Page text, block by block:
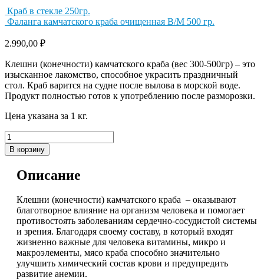
Краб в стекле 250гр.
Фаланга камчатского краба очищенная В/М 500 гр.
2.990,00 ₽
Клешни (конечности) камчатского краба (вес 300-500гр) – это
изысканное лакомство, способное украсить праздничный
стол. Краб варится на судне после вылова в морской воде.
Продукт полностью готов к употреблению после разморозки.
Цена указана за 1 кг.
В корзину
Описание
Клешни (конечности) камчатского краба – оказывают
благотворное влияние на организм человека и помогает
противостоять заболеваниям сердечно-сосудистой системы
и зрения. Благодаря своему составу, в который входят
жизненно важные для человека витамины, микро и
макроэлементы, мясо краба способно значительно
улучшить химический состав крови и предупредить
развитие анемии.